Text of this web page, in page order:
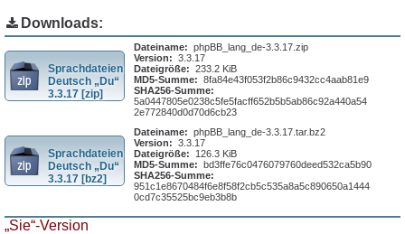
Downloads:
Sprachdateien
Deutsch „Du“
3.3.17 [zip]
Dateiname: phpBB_lang_de-3.3.17.zip
Version: 3.3.17
Dateigröße: 233.2 KiB
MD5-Summe: 8fa84e43f053f2b86c9432cc4aab81e9
SHA256-Summe:
5a0447805e0238c5fe5facff652b5b5ab86c92a440a54
2e772840d0d70d6cb23
Sprachdateien
Deutsch „Du“
3.3.17 [bz2]
Dateiname: phpBB_lang_de-3.3.17.tar.bz2
Version: 3.3.17
Dateigröße:
126.3 KiB
MD5-Summe: bd3ffe76c0476079760deed532ca5b90
SHA256-Summe:
951c1e8670484f6e8f58f2cb5c535a8a5c890650a1444
0cd7c35525bc9eb3b8b
„Sie“-Version